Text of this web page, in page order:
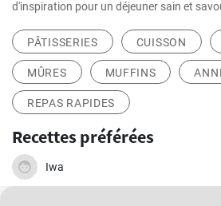
d'inspiration pour un déjeuner sain et
PÂTISSERIES CUISSON
MÛRES MUFFINS
REPAS RAPIDES
Recettes préférées
Iwa